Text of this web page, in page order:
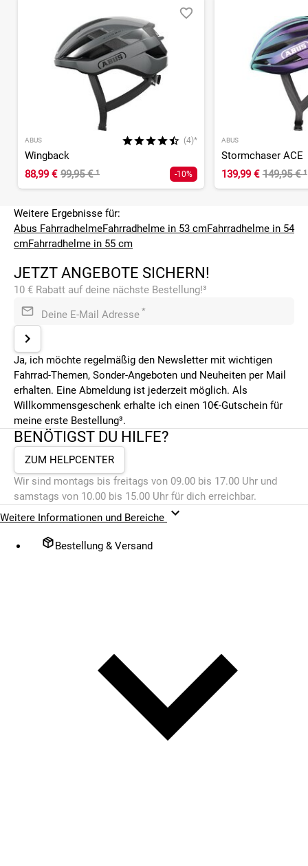
ABUS (4)*
Wingback
88,99 € 99,95 €¹ -10%
ABUS
Stormchaser ACE
139,99 € 149,95 €¹
Weitere Ergebnisse für:
Abus FahrradhelmeFahrradhelme in 53 cmFahrradhelme in 54
cmFahrradhelme in 55 cm
JETZT ANGEBOTE SICHERN!
10 € Rabatt auf deine nächste Bestellung!³
Deine E-Mail Adresse *
Ja, ich möchte regelmäßig den Newsletter mit wichtigen
Fahrrad-Themen, Sonder-Angeboten und Neuheiten per Mail
erhalten. Eine Abmeldung ist jederzeit möglich. Als
Willkommensgeschenk erhalte ich einen 10€-Gutschein für
meine erste Bestellung³.
BENÖTIGST DU HILFE?
ZUM HELPCENTER
Wir sind montags bis freitags von 09.00 bis 17.00 Uhr und
samstags von 10.00 bis 15.00 Uhr für dich erreichbar.
Weitere Informationen und Bereiche
Bestellung & Versand